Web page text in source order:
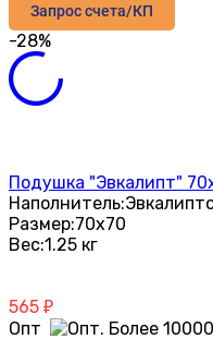
Запрос счета/КП
-28%
Подушка "Эвкалипт"
Наполнитель:
Размер:70х70
Вес:1.25 кг
565 ₽
Опт